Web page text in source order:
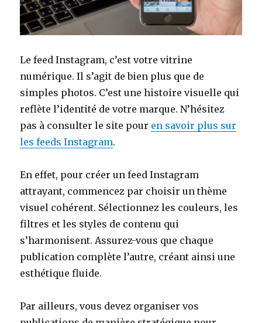
Le feed Instagram, c’est votre vitrine
numérique. Il s’agit de bien plus que de
simples photos. C’est une histoire visuelle qui
reflète l’identité de votre marque. N’hésitez
pas à consulter le site pour en savoir plus sur
les feeds Instagram.
En effet, pour créer un feed Instagram
attrayant, commencez par choisir un thème
visuel cohérent. Sélectionnez les couleurs, les
filtres et les styles de contenu qui
s’harmonisent. Assurez-vous que chaque
publication complète l’autre, créant ainsi une
esthétique fluide.
Par ailleurs, vous devez organiser vos